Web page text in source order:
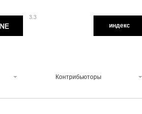
3.3
индекс
Контрибьюторы